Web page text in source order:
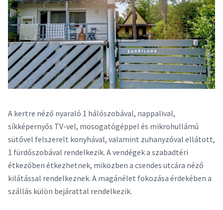
A kertre néző nyaraló 1 hálószobával, nappalival,
síkképernyős TV-vel, mosogatógéppel és mikrohullámú
sütővel felszerelt konyhával, valamint zuhanyzóval ellátott,
1 fürdőszobával rendelkezik. A vendégek a szabadtéri
étkezőben étkezhetnek, miközben a csendes utcára néző
kilátással rendelkeznek. A magánélet fokozása érdekében a
szállás külön bejárattal rendelkezik.